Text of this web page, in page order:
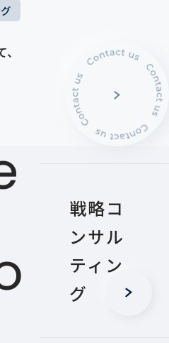
戦略コ
ンサル
ティン
グ